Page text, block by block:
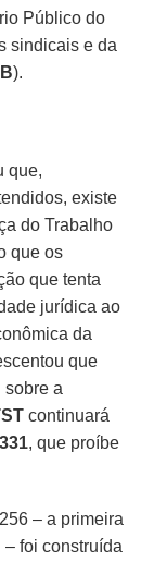
Público do
sindicais e da
).
que,
existe
do Trabalho
que os
que tenta
jurídica ao
da
que
sobre a
continuará
, que proíbe
– a primeira
– foi construída